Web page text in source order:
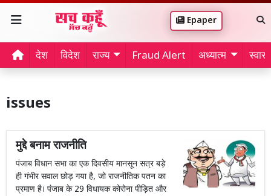
Epaper
देश विदेश राज्य Fraud Alert अध्यात्म
issues
मुद्दे बनाम राजनीति
पंजाब विधान सभा का एक दिवसीय मानसून सत्र बड़े
ही गंभीर सवाल छोड़ गया है, जो राजनीतिक पतन का
प्रमाण है। पंजाब के 29 विधायक कोरोना पीड़ित और